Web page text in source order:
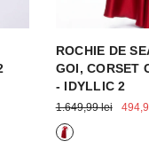
ROCHIE DE
GOI, CORSET
- IDYLLIC 2
1.649,99 lei